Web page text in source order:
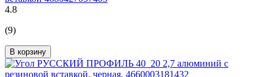
4.8
(9)
В корзину